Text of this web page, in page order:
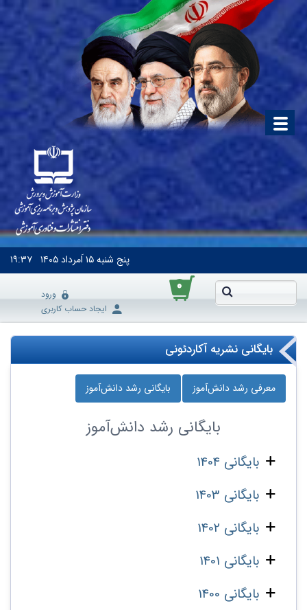
پنج شنبه۱۵ اَمرداد ۱۴۰۵ ۱۹:۳۷
۰
ورود
ایجاد حساب کاربری
بایگانی نشریه آکاردئونی
معرفی رشد دانش‌آموز بایگانی رشد دانش‌آموز
بایگانی رشد دانش‌آموز
بایگانی 1404
بایگانی 1403
بایگانی 1402
بایگانی 1401
بایگانی 1400